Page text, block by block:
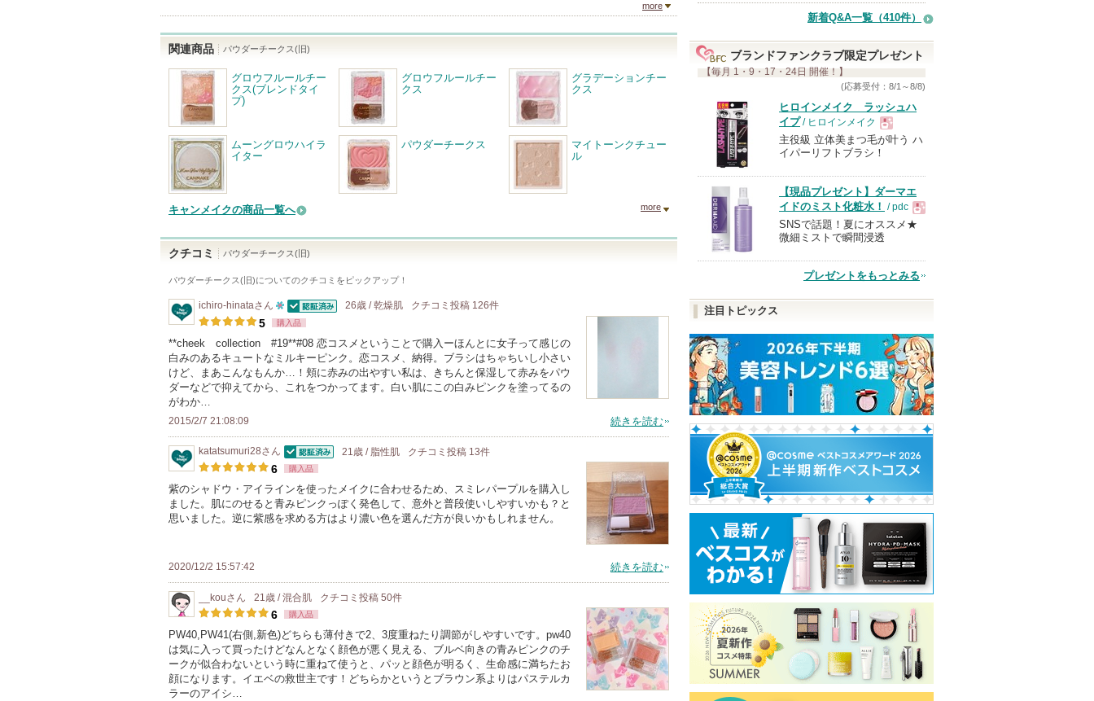
more
関連商品 パウダーチークス(旧)
グロウフルールチー
クス(ブレンドタイ
プ)
グロウフルールチー
クス
グラデーションチー
クス
ムーングロウハイラ
イター
パウダーチークス
マイトーンクチュー
ル
キャンメイクの商品一覧へ more
クチコミ パウダーチークス(旧)
パウダーチークス(旧)についてのクチコミをピックアップ！
ichiro-hinataさん
10
人
以
上
ン
バ
ー
に
お
り
登
録
さ
れ
認証済
26歳 / 乾燥肌 クチコミ投稿 126件
5 購入品
**cheek collection #19**#08 恋コスメということで購入ーほんとに女子って感じの
白みのあるキュートなミルキーピンク。恋コスメ、納得。ブラシはちゃちいし小さい
けど、まあこんなもんか…！頬に赤みの出やすい私は、きちんと保湿して赤みをパウ
ダーなどで抑えてから、これをつかってます。白い肌にこの白みピンクを塗ってるの
がわか…
2015/2/7 21:08:09 続きを読む
katatsumuri28さん
認証済
21歳 / 脂性肌 クチコミ投稿 13件
6 購入品
紫のシャドウ・アイラインを使ったメイクに合わせるため、スミレパープルを購入し
ました。肌にのせると青みピンクっぽく発色して、意外と普段使いしやすいかも？と
思いました。逆に紫感を求める方はより濃い色を選んだ方が良いかもしれません。
2020/12/2 15:57:42 続きを読む
__kouさん 21歳 / 混合肌 クチコミ投稿 50件
6 購入品
PW40,PW41(右側,新色)どちらも薄付きで2、3度重ねたり調節がしやすいです。pw40
は気に入って買ったけどなんとなく顔色が悪く見える、ブルベ向きの青みピンクのチ
ークが似合わないという時に重ねて使うと、パッと顔色が明るく、生命感に満ちたお
顔になります。イエベの救世主です！どちらかというとブラウン系よりはパステルカ
ラーのアイシ…
新着Q&A一覧（410件）
ブランドファンクラブ限定プレゼント
【毎月 1・9・17・24日 開催！】
(応募受付：8/1～8/8)
ヒロインメイク ラッシュハ
イプ/ ヒロインメイク
現
品
主役級 立体美まつ毛が叶う ハ
イパーリフトブラシ！
【現品プレゼント】ダーマエ
イドのミスト化粧水！ / pdc
現
品
SNSで話題！夏にオススメ★
微細ミストで瞬間浸透
プレゼントをもっとみる
注目トピックス